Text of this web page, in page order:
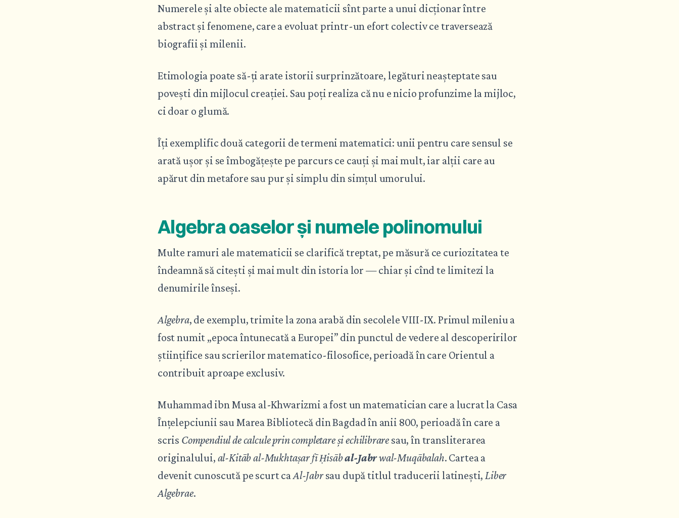
Numerele și alte obiecte ale matematicii sînt parte a unui dicționar între
abstract și fenomene, care a evoluat printr-un efort colectiv ce traversează
biografii și milenii.
Etimologia poate să-ți arate istorii surprinzătoare, legături neașteptate sau
povești din mijlocul creației. Sau poți realiza că nu e nicio profunzime la mijloc,
ci doar o glumă.
Îți exemplific două categorii de termeni matematici: unii pentru care sensul se
arată ușor și se îmbogățește pe parcurs ce cauți și mai mult, iar alții care au
apărut din metafore sau pur și simplu din simțul umorului.
Algebra oaselor și numele polinomului
Multe ramuri ale matematicii se clarifică treptat, pe măsură ce curiozitatea te
îndeamnă să citești și mai mult din istoria lor — chiar și cînd te limitezi la
denumirile înseși.
Algebra, de exemplu, trimite la zona arabă din secolele VIII-IX. Primul mileniu a
fost numit „epoca întunecată a Europei” din punctul de vedere al descoperirilor
științifice sau scrierilor matematico-filosofice, perioadă în care Orientul a
contribuit aproape exclusiv.
Muhammad ibn Musa al-Khwarizmi a fost un matematician care a lucrat la Casa
Înțelepciunii sau Marea Bibliotecă din Bagdad în anii 800, perioadă în care a
scris Compendiul de calcule prin completare și echilibrare sau, în transliterarea
originalului, al-Kitāb al-Mukhtaṣar fī Ḥisābal-Jabrwal-Muqābalah. Cartea a
devenit cunoscută pe scurt caAl-Jabrsau după titlul traducerii latinești,Liber
Algebrae.